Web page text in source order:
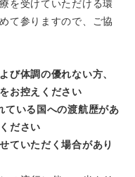
を受けていただける環
て参りますので、ご協
び体調の優れない方、
お控えください
いる国への渡航歴があ
ださい
ていただく場合があり